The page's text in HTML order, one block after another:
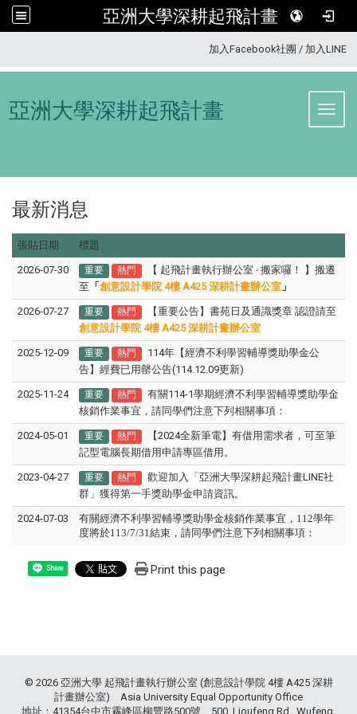
亞洲大學深耕起飛計畫
加入Facebook社團 / 加入LINE
亞洲大學深耕起飛計畫
最新消息
張貼日期 標題
2026-07-30 重要 熱門
【 起飛計畫執行辦公室 ‧ 搬家囉！ 】搬遷
至 「 創意設計學院 4樓 A425 深耕計畫辦公室」
2026-07-27 重要 熱門
【重要公告】書苑日及通識獎章 認證請至
創意設計學院 4樓 A425 深耕計畫辦公室
2025-12-09 重要 熱門
114年【經濟不利學習輔導獎助學金公
告】經費已用罄公告(114.12.09更新)
2025-11-24 重要 熱門
有關114-1學期經濟不利學習輔導獎助學金
核銷作業事宜，請同學們注意下列相關事項：
2024-05-01 重要 熱門
【2024全新筆電】有借用需求者，可至筆
記型電腦長期借用申請專區借用。
2023-04-27 重要 熱門
歡迎加入「亞洲大學深耕起飛計畫LINE社
群」獲得第一手獎助學金申請資訊。
2024-07-03
有關經濟不利學習輔導獎助學金核銷作業事宜，112學年
度將於113/7/31結束，請同學們注意下列相關事項：
Share Print this page
© 2026 亞洲大學 起飛計畫執行辦公室 (創意設計學院 4樓 A425 深耕
計畫辦公室) Asia University Equal Opportunity Office
地址：41354台中市霧峰區柳豐路500號 500, Lioufeng Rd., Wufeng,